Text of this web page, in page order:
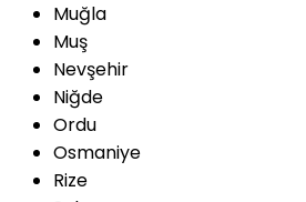
Muğla
Muş
Nevşehir
Niğde
Ordu
Osmaniye
Rize